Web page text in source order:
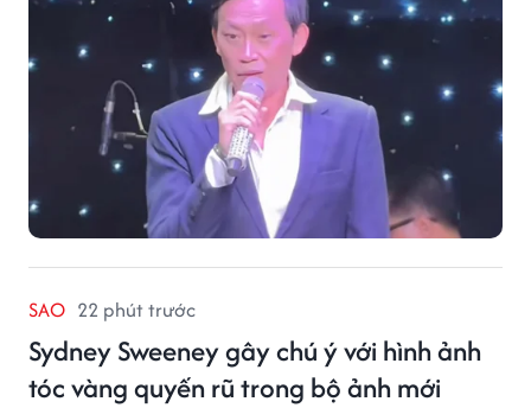
SAO 22 phút trước
Sydney Sweeney gây chú ý với hình ảnh
tóc vàng quyến rũ trong bộ ảnh mới